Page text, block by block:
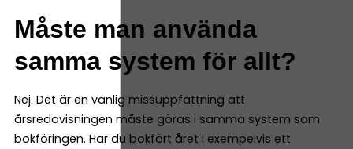
Måste man använda
samma system för allt?
Nej. Det är en vanlig missuppfattning att
årsredovisningen måste göras i samma system som
bokföringen. Har du bokfört året i exempelvis ett